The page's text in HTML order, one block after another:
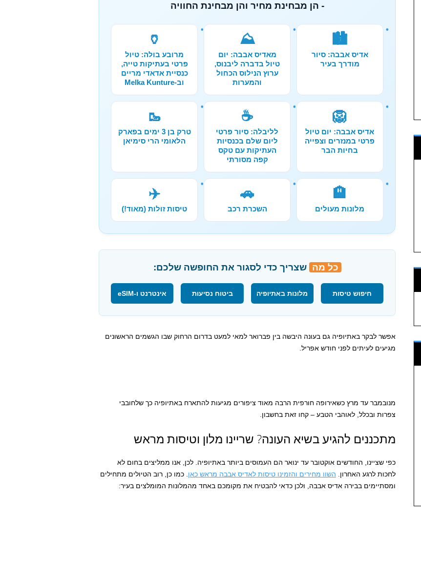
- הן מבחינת מחיר והן מבחינת החוויה
🏙️
אדיס אבבה: סיור
מודרך בעיר
⛰️
מאדיס אבבה: יום
טיול בדברה ליבנוס,
ערוץ הנילוס הכחול
והמערות
🏺
מרובע בולה: טיול
פרטי בעתיקות טייה,
כנסיית אדאדי מריים
וב-Melka Kunture
🦁
אדיס אבבה: יום טיול
פרטי במנזרים וצפייה
בחיות הבר
☕
לליבלה: סיור פרטי
ליום שלם בכנסיות
העתיקות עם טקס
קפה מסורתי
🥾
טרק בן 3 ימים בפארק
הלאומי הרי סימיאן
🏨
מלונות מעולים
🚗
השכרת רכב
✈️
טיסות זולות (מאוד!)
כל מה שצריך כדי לסגור את החופשה שלכם:
חיפוש טיסות מלונות באתיופיה ביטוח נסיעות אינטרנט ו-eSIM
אפשר לבקר באתיופיה גם בעונה היבשה בין פברואר למאי למעט בדרום הרחוק שבו הגשמים הראשונים
מגיעים לעיתים לפני חודש אפריל.
מנובמבר עד מרץ כשאירופה חורפית הרבה מאוד ציפורים מגיעות להתארח באתיופיה כך שלחובבי
צפרות ובכלל, לאוהבי הטבע – קחו זאת בחשבון.
מתכננים להגיע בשיא העונה? שריינו מלון וטיסות מראש
כפי שציינו, החודשים אוקטובר עד ינואר הם העמוסים ביותר באתיופיה. לכן, אנו ממליצים בחום לא
לחכות לרגע האחרון. השוו מחירים והזמינו טיסות לאדיס אבבה מראש כאן. כמו כן, רוב הטיולים מתחילים
ומסתיימים בבירה אדיס אבבה, ולכן כדאי להבטיח את מקומכם באחד מהמלונות המומלצים בעיר: